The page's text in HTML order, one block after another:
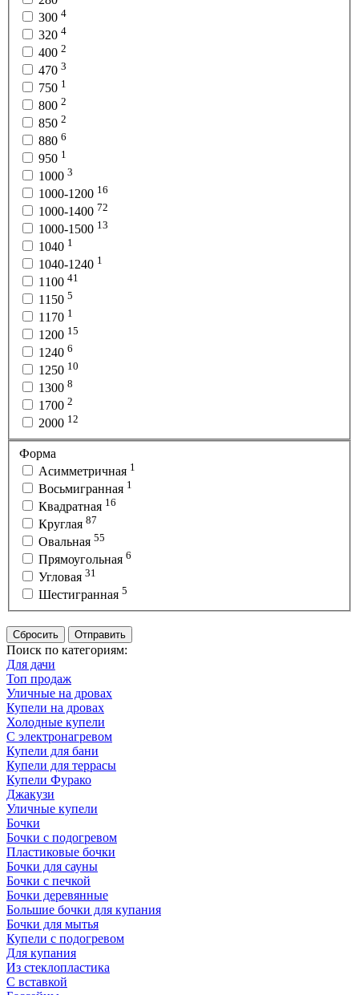
300 4
320 4
400 2
470 3
750 1
800 2
850 2
880 6
950 1
1000 3
1000-1200 16
1000-1400 72
1000-1500 13
1040 1
1040-1240 1
1100 41
1150 5
1170 1
1200 15
1240 6
1250 10
1300 8
1700 2
2000 12
Форма
Асимметричная 1
Восьмигранная 1
Квадратная 16
Круглая 87
Овальная 55
Прямоугольная 6
Угловая 31
Шестигранная 5
Сбросить Отправить
Поиск по категориям:
Для дачи
Топ продаж
Уличные на дровах
Купели на дровах
Холодные купели
С электронагревом
Купели для бани
Купели для террасы
Купели Фурако
Джакузи
Уличные купели
Бочки
Бочки с подогревом
Пластиковые бочки
Бочки для сауны
Бочки с печкой
Бочки деревянные
Большие бочки для купания
Бочки для мытья
Купели с подогревом
Для купания
Из стеклопластика
С вставкой